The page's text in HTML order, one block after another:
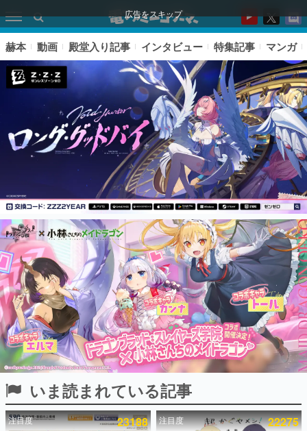
広告をスキップ
ピックアップ
電ファミのいま読まれている記事ランキング
アプリセール情報
インタビュー
連載・特集一覧
殿堂入り記事
SNS拡散数が数千以上！ ページビュー数万以上！ などな
ど。多くの人々に読まれた、電ファミ渾身の“殿堂入り”記
事をまとめました。
赫本 動画 殿堂入り記事 インタビュー 特集記事 マンガ
いま読まれている記事
注目度 23188 注目度 22275